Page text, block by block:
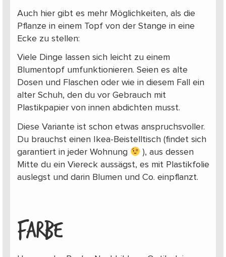
Auch hier gibt es mehr Möglichkeiten, als die
Pflanze in einem Topf von der Stange in eine
Ecke zu stellen:
Viele Dinge lassen sich leicht zu einem
Blumentopf umfunktionieren. Seien es alte
Dosen und Flaschen oder wie in diesem Fall ein
alter Schuh, den du vor Gebrauch mit
Plastikpapier von innen abdichten musst.
Diese Variante ist schon etwas anspruchsvoller.
Du brauchst einen Ikea-Beistelltisch (findet sich
garantiert in jeder Wohnung
), aus dessen
Mitte du ein Viereck aussägst, es mit Plastikfolie
auslegst und darin Blumen und Co. einpflanzt.
FARBE